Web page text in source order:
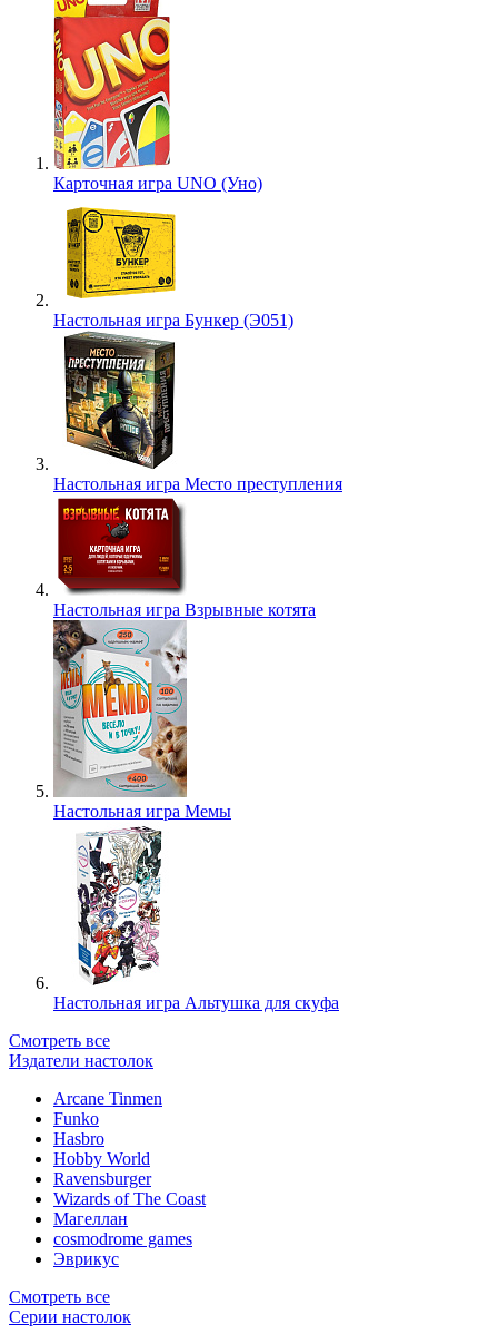
Карточная игра UNO (Уно)
Настольная игра Бункер (Э051)
Настольная игра Место преступления
Настольная игра Взрывные котята
Настольная игра Мемы
Настольная игра Альтушка для скуфа
Смотреть все
Издатели настолок
Arcane Tinmen
Funko
Hasbro
Hobby World
Ravensburger
Wizards of The Coast
Магеллан
сosmodrome games
Эврикус
Смотреть все
Серии настолок